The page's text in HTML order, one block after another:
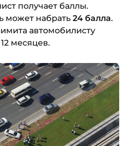
получает баллы.
может набрать 24 балла.
автомобилисту
месяцев.